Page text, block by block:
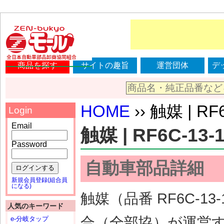
商品を探す サイトの趣旨 運営団体 デ
HOME ›› 触媒 |
触媒 | RF6C-13-
自動車部品詳細
触媒（品番 RF6C-
Login
Email
Password
ログインする
新規会員登録(組合員
になる)
人気のキーワード
e-分岐タップ